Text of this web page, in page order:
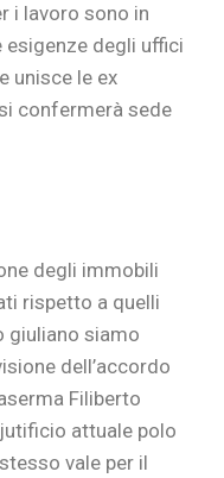
i lavoro sono in
esigenze degli uffici
unisce le ex
confermerà sede
degli immobili
rispetto a quelli
giuliano siamo
dell’accordo
Filiberto
attuale polo
vale per il